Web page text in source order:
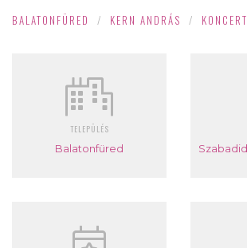
BALATONFÜRED / KERN ANDRÁS / KONCERT
TELEPÜLÉS
Balatonfüred